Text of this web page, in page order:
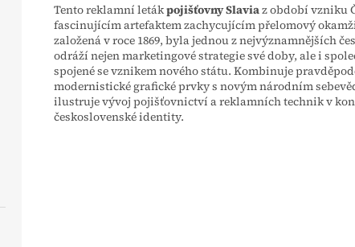
Tento reklamní letákpojišťovny Slaviaz období vzniku
fascinujícím artefaktem zachycujícím přelomový
založená v roce 1869, byla jednou z nejvýznamnějších
odráží nejen marketingové strategie své doby, ale i
spojené se vznikem nového státu. Kombinuje
modernistické grafické prvky s novým národním
ilustruje vývoj pojišťovnictví a reklamních technik v
československé identity.